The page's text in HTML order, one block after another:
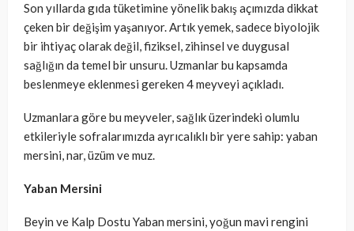
Son yıllarda gıda tüketimine yönelik bakış açımızda dikkat
çeken bir değişim yaşanıyor. Artık yemek, sadece biyolojik
bir ihtiyaç olarak değil, fiziksel, zihinsel ve duygusal
sağlığın da temel bir unsuru. Uzmanlar bu kapsamda
beslenmeye eklenmesi gereken 4 meyveyi açıkladı.
Uzmanlara göre bu meyveler, sağlık üzerindeki olumlu
etkileriyle sofralarımızda ayrıcalıklı bir yere sahip: yaban
mersini, nar, üzüm ve muz.
Yaban Mersini
Beyin ve Kalp Dostu Yaban mersini, yoğun mavi rengini